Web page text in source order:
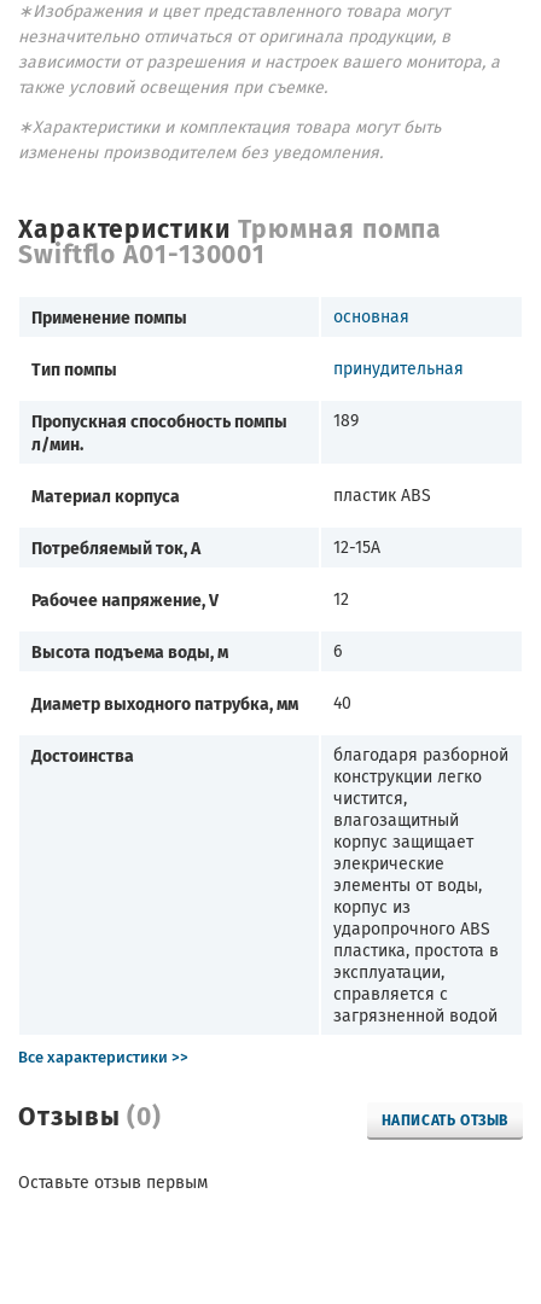
Отзывы(0) НАПИСАТЬ ОТЗЫВ
Оставьте отзыв первым
∗Изображения и цвет представленного товара могут
незначительно отличаться от оригинала продукции, в
зависимости от разрешения и настроек вашего монитора, а
также условий освещения при съемке.
∗Характеристики и комплектация товара могут быть
изменены производителем без уведомления.
Характеристики Трюмная помпа
Swiftflo A01-130001
Применение помпы основная
Тип помпы принудительная
Пропускная способность помпы
л/мин.
189
Материал корпуса пластик ABS
Потребляемый ток, А 12-15А
Рабочее напряжение, V 12
Высота подъема воды, м 6
Диаметр выходного патрубка, мм 40
Достоинства
благодаря разборной
конструкции легко
чистится,
влагозащитный
корпус защищает
элекрические
элементы от воды,
корпус из
ударопрочного ABS
пластика, простота в
эксплуатации,
справляется с
загрязненной водой
Все характеристики >>